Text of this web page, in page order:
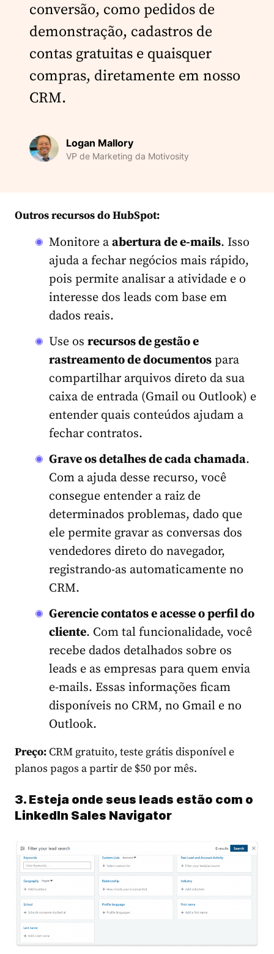
conversão, como pedidos de
demonstração, cadastros de
contas gratuitas e quaisquer
compras, diretamente em nosso
CRM.
Logan Mallory
VP de Marketing da Motivosity
Outros recursos do HubSpot:
Monitore a abertura de e-mails. Isso
ajuda a fechar negócios mais rápido,
pois permite analisar a atividade e o
interesse dos leads com base em
dados reais.
Use os recursos de gestão e
rastreamento de documentos para
compartilhar arquivos direto da sua
caixa de entrada (Gmail ou Outlook) e
entender quais conteúdos ajudam a
fechar contratos.
Grave os detalhes de cada chamada.
Com a ajuda desse recurso, você
consegue entender a raiz de
determinados problemas, dado que
ele permite gravar as conversas dos
vendedores direto do navegador,
registrando-as automaticamente no
CRM.
Gerencie contatos e acesse o perfil do
cliente. Com tal funcionalidade, você
recebe dados detalhados sobre os
leads e as empresas para quem envia
e-mails. Essas informações ficam
disponíveis no CRM, no Gmail e no
Outlook.
Preço:CRM gratuito, teste grátis disponível e
planos pagos a partir de $50 por mês.
3. Esteja onde seus leads estão com o
LinkedIn Sales Navigator